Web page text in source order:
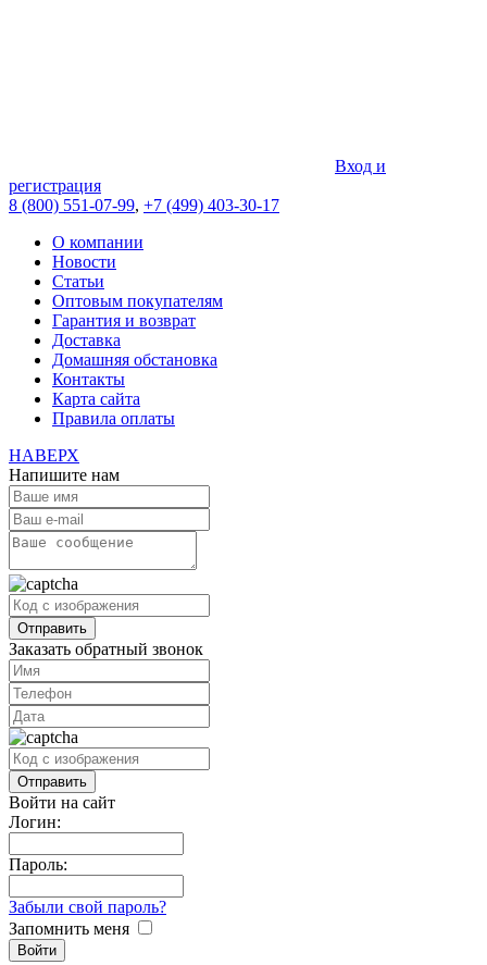
Вход и
регистрация
8 (800) 551-07-99, +7 (499) 403-30-17
О компании
Новости
Статьи
Оптовым покупателям
Гарантия и возврат
Доставка
Домашняя обстановка
Контакты
Карта сайта
Правила оплаты
НАВЕРХ
Напишите нам
Заказать обратный звонок
Войти на сайт
Логин:
Пароль:
Забыли свой пароль?
Запомнить меня